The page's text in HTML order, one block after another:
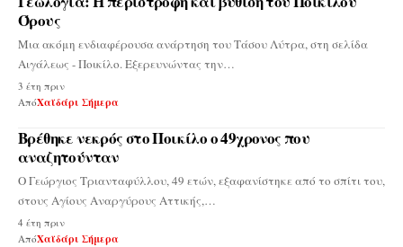
Όρους
Μια ακόμη ενδιαφέρουσα ανάρτηση του Τάσου Λύτρα, στη σελίδα
Αιγάλεως - Ποικίλο. Εξερευνώντας την…
3 έτη πριν
ΑπόΧαϊδάρι Σήμερα
Βρέθηκε νεκρός στο Ποικίλο ο 49χρονος που
αναζητούνταν
Ο Γεώργιος Τριανταφύλλου, 49 ετών, εξαφανίστηκε από το σπίτι του,
στους Αγίους Αναργύρους Αττικής,…
4 έτη πριν
ΑπόΧαϊδάρι Σήμερα